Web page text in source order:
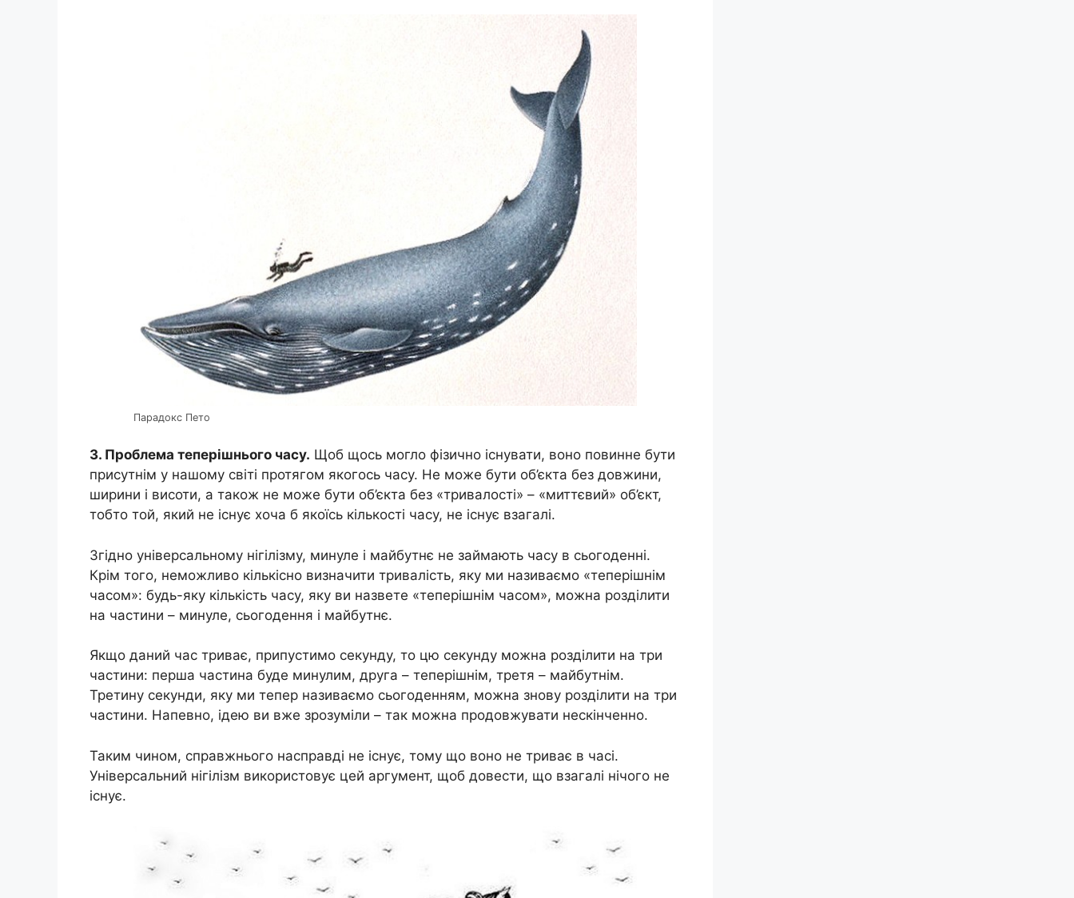
Парадокс Пето
3. Проблема теперішнього часу. Щоб щось могло фізично існувати, воно повинне бути
присутнім у нашому світі протягом якогось часу. Не може бути об’єкта без довжини,
ширини і висоти, а також не може бути об’єкта без «тривалості» – «миттєвий» об’єкт,
тобто той, який не існує хоча б якоїсь кількості часу, не існує взагалі.
Згідно універсальному нігілізму, минуле і майбутнє не займають часу в сьогоденні.
Крім того, неможливо кількісно визначити тривалість, яку ми називаємо «теперішнім
часом»: будь-яку кількість часу, яку ви назвете «теперішнім часом», можна розділити
на частини – минуле, сьогодення і майбутнє.
Якщо даний час триває, припустимо секунду, то цю секунду можна розділити на три
частини: перша частина буде минулим, друга – теперішнім, третя – майбутнім.
Третину секунди, яку ми тепер називаємо сьогоденням, можна знову розділити на три
частини. Напевно, ідею ви вже зрозуміли – так можна продовжувати нескінченно.
Таким чином, справжнього насправді не існує, тому що воно не триває в часі.
Універсальний нігілізм використовує цей аргумент, щоб довести, що взагалі нічого не
існує.